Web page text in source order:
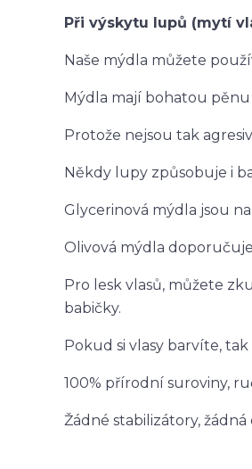
Při výskytu lupů (mytí
Naše mýdla můžete
Mýdla mají bohatou pěnu
Protože nejsou tak
Někdy lupy způsobuje i
Glycerinová mýdla jsou
Olivová mýdla
Pro lesk vlasů, můžete
babičky.
Pokud si vlasy barvíte,
100% přírodní suroviny,
Žádné stabilizátory, žádná